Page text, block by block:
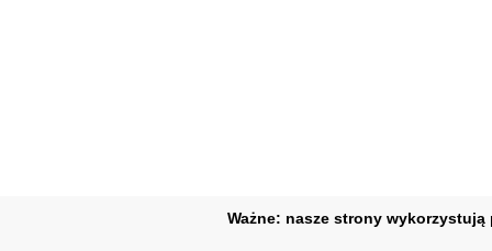
Ważne: nasze strony